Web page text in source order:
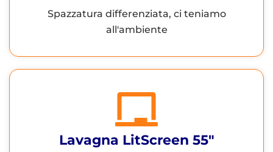
Spazzatura differenziata, ci teniamo
all'ambiente
Lavagna LitScreen 55"